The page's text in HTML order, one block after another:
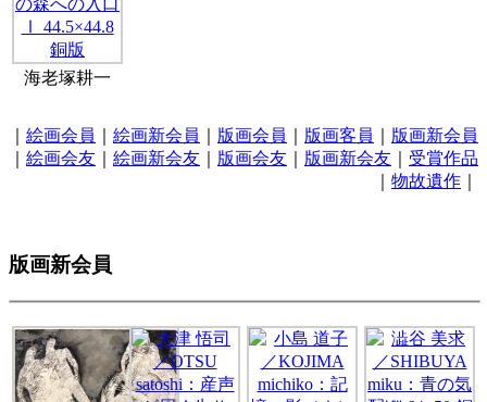
海老塚耕一
絵画会員 絵画新会員 版画会員 版画客員
版画新会員
絵画会友 絵画新会友 版画会友 版画新会友
受賞作品
物故遺作
版画新会員